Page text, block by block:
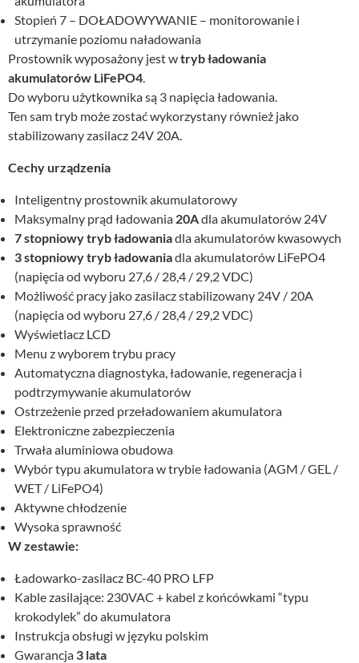
Stopień 7 – DOŁADOWYWANIE – monitorowanie i
utrzymanie poziomu naładowania
Prostownik wyposażony jest wtryb ładowania
akumulatorów LiFePO4
Do wyboru użytkownika są 3 napięcia ładowania.
Ten sam tryb może zostać wykorzystany również jako
stabilizowany zasilacz 24V 20A.
Cechy urządzenia
Inteligentny prostownik akumulatorowy
Maksymalny prąd ładowania 20Adla akumulatorów 24V
7 stopniowy tryb ładowaniadla akumulatorów kwasowych
3 stopniowy tryb ładowaniadla akumulatorów LiFePO4
(napięcia od wyboru 27,6 / 28,4 / 29,2 VDC)
Możliwość pracy jako zasilacz stabilizowany 24V / 20A
(napięcia od wyboru 27,6 / 28,4 / 29,2 VDC)
Wyświetlacz LCD
Menu z wyborem trybu pracy
Automatyczna diagnostyka, ładowanie, regeneracja i
podtrzymywanie akumulatorów
Ostrzeżenie przed przeładowaniem akumulatora
Elektroniczne zabezpieczenia
Trwała aluminiowa obudowa
Wybór typu akumulatora w trybie ładowania (AGM / GEL /
WET / LiFePO4)
Aktywne chłodzenie
Wysoka sprawność
W zestawie:
Ładowarko-zasilacz BC-40 PRO LFP
Kable zasilające: 230VAC + kabel z końcówkami “typu
krokodylek” do akumulatora
Instrukcja obsługi w języku polskim
Gwarancja 3 lata